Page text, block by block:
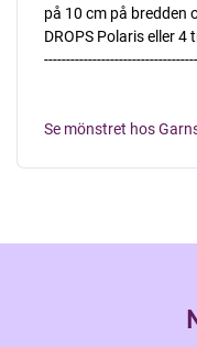
på 10 cm på bredden
DROPS Polaris eller 4
Se mönstret hos